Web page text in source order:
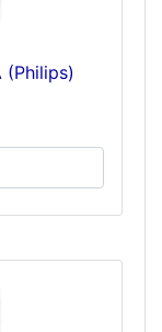
(Philips)